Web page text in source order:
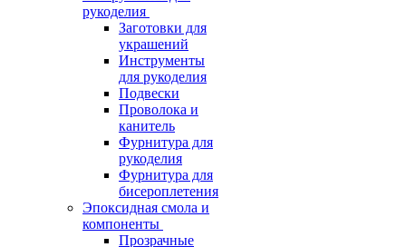
рукоделия
Заготовки для
украшений
Инструменты
для рукоделия
Подвески
Проволока и
канитель
Фурнитура для
рукоделия
Фурнитура для
бисероплетения
Эпоксидная смола и
компоненты
Прозрачные